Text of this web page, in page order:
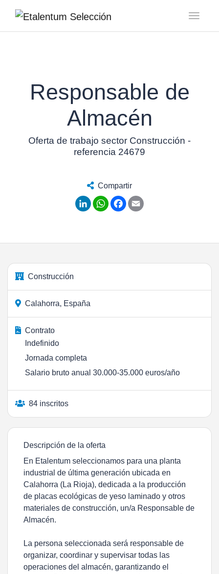
Responsable de
Almacén
Oferta de trabajo sector Construcción -
referencia 24679
Compartir
LinkedInWhatsApp
Facebook
Construcción
Calahorra, España
Contrato
Indefinido
Jornada completa
Salario bruto anual 30.000-35.000 euros/año
84 inscritos
Descripción de la oferta
En Etalentum seleccionamos para una planta
industrial de última generación ubicada en
Calahorra (La Rioja), dedicada a la producción
de placas ecológicas de yeso laminado y otros
materiales de construcción, un/a Responsable de
Almacén.
La persona seleccionada será responsable de
organizar, coordinar y supervisar todas las
operaciones del almacén, garantizando el